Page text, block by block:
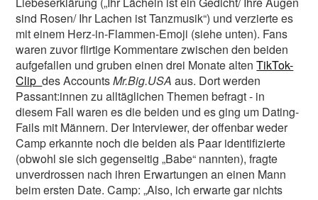
sind Rosen/ Ihr Lachen ist Tanzmusik“) und verzierte es
mit einem Herz-in-Flammen-Emoji (siehe unten). Fans
waren zuvor flirtige Kommentare zwischen den beiden
aufgefallen und gruben einen drei Monate altenTikTok-
Clipdes AccountsMr.Big.USA aus. Dort werden
Passant:innen zu alltäglichen Themen befragt - in
diesem Fall waren es die beiden und es ging um Dating-
Fails mit Männern. Der Interviewer, der offenbar weder
Camp erkannte noch die beiden als Paar identifizierte
(obwohl sie sich gegenseitig „Babe“ nannten), fragte
unverdrossen nach ihren Erwartungen an einen Mann
beim ersten Date. Camp: „Also, ich erwarte gar nichts